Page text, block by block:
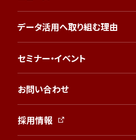
データ活用へ取り組む理由
セミナー・イベント
お問い合わせ
採用情報